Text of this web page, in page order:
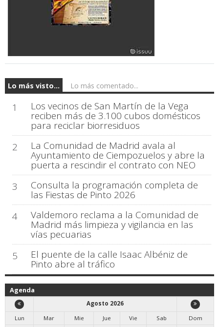
Lo más visto... Lo más comentado...
1 Los vecinos de San Martín de la Vega
reciben más de 3.100 cubos domésticos
para reciclar biorresiduos
2
La Comunidad de Madrid avala al
Ayuntamiento de Ciempozuelos y abre la
puerta a rescindir el contrato con NEO
3
Consulta la programación completa de
las Fiestas de Pinto 2026
4
Valdemoro reclama a la Comunidad de
Madrid más limpieza y vigilancia en las
vías pecuarias
5
El puente de la calle Isaac Albéniz de
Pinto abre al tráfico
Agenda
Agosto 2026
Lun
Mar Mie Jue Vie Sab
Dom